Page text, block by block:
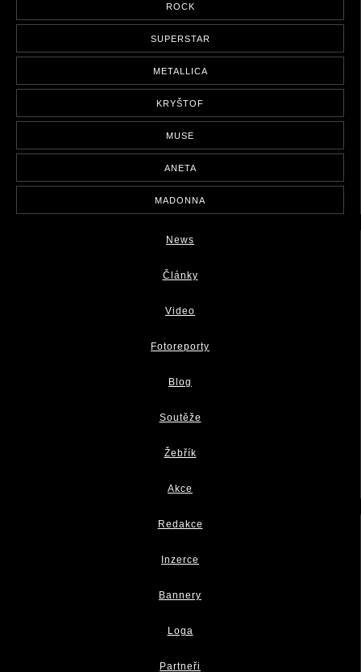
ROCK
SUPERSTAR
METALLICA
KRYŠTOF
MUSE
ANETA
MADONNA
News
Články
Video
Fotoreporty
Blog
Soutěže
Žebřík
Akce
Redakce
Inzerce
Bannery
Loga
Partneři